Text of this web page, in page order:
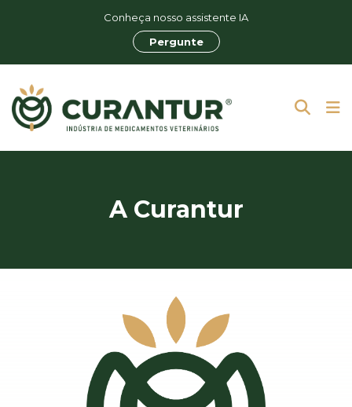
Conheça nosso assistente IA
Pergunte
A Curantur